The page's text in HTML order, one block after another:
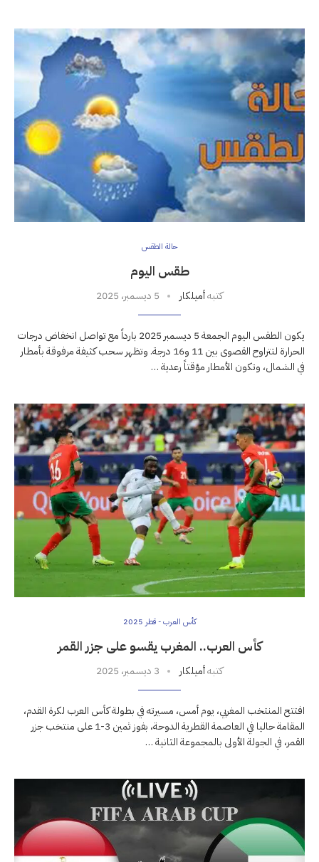
حالة الطقس
طقس اليوم
كتبهأميلكار 5 ديسمبر، 2025
يكون الطقس اليوم الجمعة 5 ديسمبر 2025 بارداً مع تواصل انخفاض درجات
الحرارة لتتراوح القصوى بين 11 و16 درجة. وتظهر سحب كثيفة مرفوقة بأمطار
في الشمال، وتكون الأمطار مؤقتاً رعدية …
كأس العرب - قطر 2025
كأس العرب.. المغرب يقسو على جزر القمر
كتبهأميلكار 3 ديسمبر، 2025
افتتح المنتخب المغربي، يوم أمس، مسيرته في بطولة كأس العرب لكرة القدم،
المقامة حاليا في العاصمة القطرية الدوحة، بفوز ثمين 3-1 على منتخب جزر
القمر، في الجولة الأولى بالمجموعة الثانية …